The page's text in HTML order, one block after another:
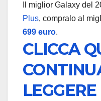
Il miglior Galaxy del
Plus, compralo al
699 euro.
CLICCA
LEGGERE